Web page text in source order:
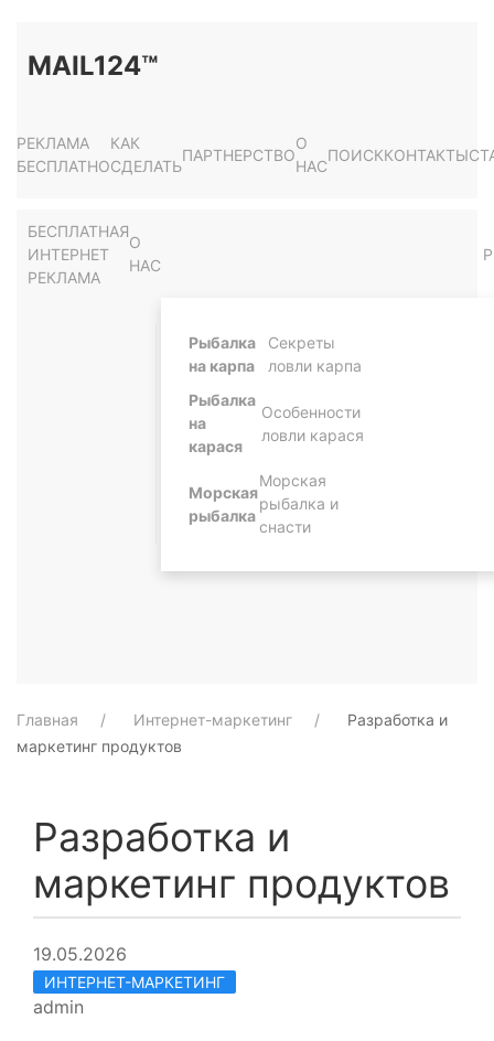
MAIL124™
РЕКЛАМА
БЕСПЛАТНО
КАК
СДЕЛАТЬ
ПАРТНЕРСТВО
О
НАС
ПОИСККОНТАКТЫ
БЕСПЛАТНАЯ
ИНТЕРНЕТ
РЕКЛАМА
О
НАС
Рыбалка
на карпа
Секреты
ловли карпа
Рыбалка
на
карася
Особенности
ловли карася
Морская
рыбалка
Морская
рыбалка и
снасти
Главная Интернет-маркетинг
Разработка и
маркетинг продуктов
Разработка и
маркетинг продуктов
19.05.2026
ИНТЕРНЕТ-МАРКЕТИНГ
admin